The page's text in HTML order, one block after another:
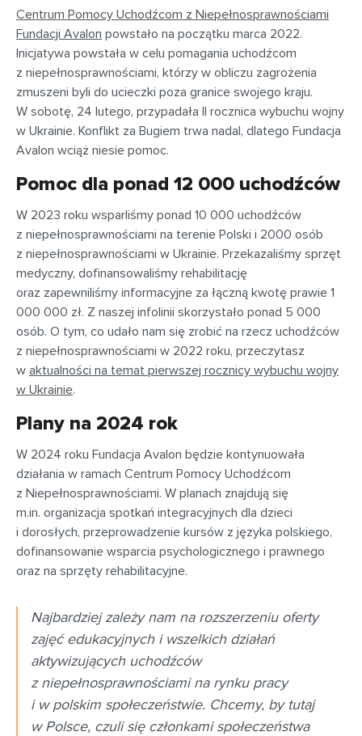
Centrum Pomocy Uchodźcom z Niepełnosprawnościami
Fundacji Avalon powstało na początku marca 2022.
Inicjatywa powstała w celu pomagania uchodźcom
z niepełnosprawnościami, którzy w obliczu zagrożenia
zmuszeni byli do ucieczki poza granice swojego kraju.
W sobotę, 24 lutego, przypadała II rocznica wybuchu wojny
w Ukrainie. Konflikt za Bugiem trwa nadal, dlatego Fundacja
Avalon wciąż niesie pomoc.
Pomoc dla ponad 12 000 uchodźców
W 2023 roku wsparliśmy ponad 10 000 uchodźców
z niepełnosprawnościami na terenie Polski i 2000 osób
z niepełnosprawnościami w Ukrainie. Przekazaliśmy sprzęt
medyczny, dofinansowaliśmy rehabilitację
oraz zapewniliśmy informacyjne za łączną kwotę prawie 1
000 000 zł. Z naszej infolinii skorzystało ponad 5 000
osób. O tym, co udało nam się zrobić na rzecz uchodźców
z niepełnosprawnościami w 2022 roku, przeczytasz
w aktualności na temat pierwszej rocznicy wybuchu wojny
w Ukrainie.
Plany na 2024 rok
W 2024 roku Fundacja Avalon będzie kontynuowała
działania w ramach Centrum Pomocy Uchodźcom
z Niepełnosprawnościami. W planach znajdują się
m.in. organizacja spotkań integracyjnych dla dzieci
i dorosłych, przeprowadzenie kursów z języka polskiego,
dofinansowanie wsparcia psychologicznego i prawnego
oraz na sprzęty rehabilitacyjne.
Najbardziej zależy nam na rozszerzeniu oferty
zajęć edukacyjnych i wszelkich działań
aktywizujących uchodźców
z niepełnosprawnościami na rynku pracy
i w polskim społeczeństwie. Chcemy, by tutaj
w Polsce, czuli się członkami społeczeństwa